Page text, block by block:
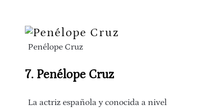
Penélope Cruz
7. Penélope Cruz
La actriz española y conocida a nivel